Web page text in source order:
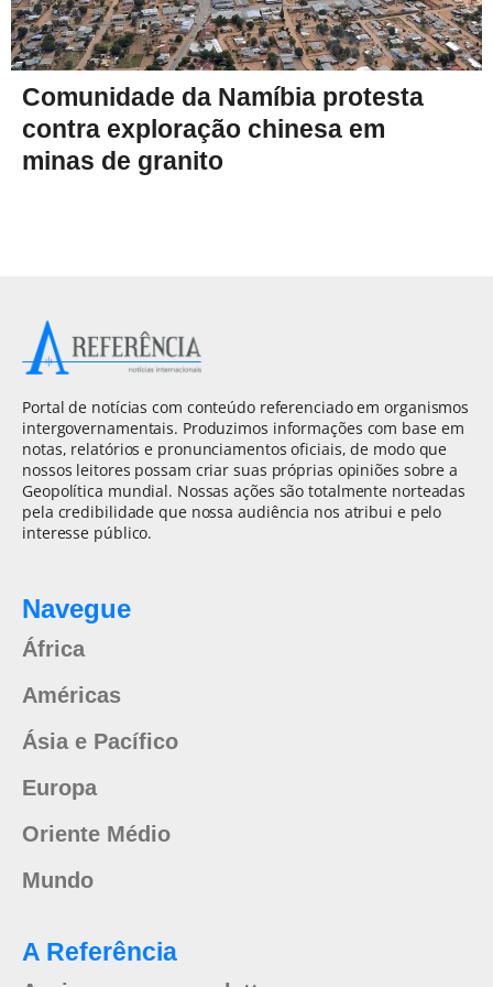
Comunidade da Namíbia protesta
contra exploração chinesa em
minas de granito
Portal de notícias com conteúdo referenciado em organismos
intergovernamentais. Produzimos informações com base em
notas, relatórios e pronunciamentos oficiais, de modo que
nossos leitores possam criar suas próprias opiniões sobre a
Geopolítica mundial. Nossas ações são totalmente norteadas
pela credibilidade que nossa audiência nos atribui e pelo
interesse público.
Navegue
África
Américas
Ásia e Pacífico
Europa
Oriente Médio
Mundo
A Referência